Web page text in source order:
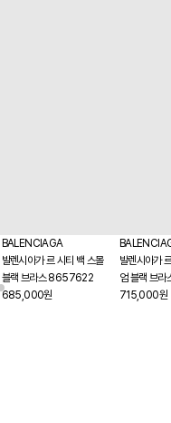
BALENCIAGA
발렌시아가 르 시티 백 스몰
블랙 브라스 8657622
685,000원
발렌시아가
엄 블랙 브
715,000원